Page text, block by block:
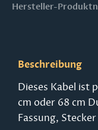
Hersteller-
Beschreibung
Dieses Kabel ist
cm oder 68 cm
Fassung,